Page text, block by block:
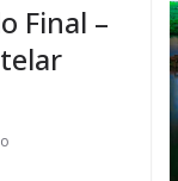
Final –